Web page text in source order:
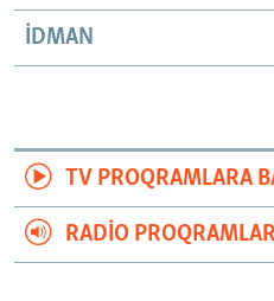
İDMAN
TV PROQRAMLARA
RADIO